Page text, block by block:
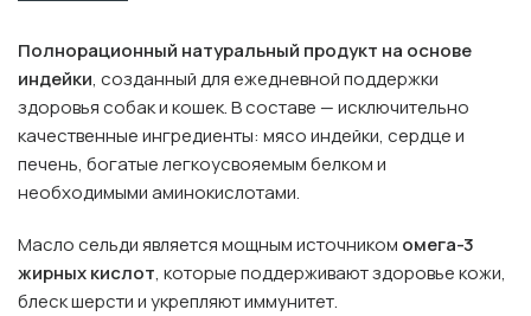
Полнорационный натуральный продукт на основе
индейки, созданный для ежедневной поддержки
здоровья собак и кошек. В составе — исключительно
качественные ингредиенты: мясо индейки, сердце и
печень, богатые легкоусвояемым белком и
необходимыми аминокислотами.
Масло сельди является мощным источником омега-3
жирных кислот, которые поддерживают здоровье кожи,
блеск шерсти и укрепляют иммунитет.